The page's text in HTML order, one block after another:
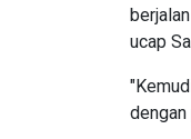
ucap
dengan